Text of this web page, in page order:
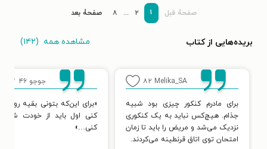
صفحۀ قبل ۱ ۲ ... ۸ صفحۀ بعد
بریده‌هایی از کتاب مشاهده همه (۱۴۲)
Melika_SA ۸۲
برای مادرم کنکور چیزی بود شبیه
جذام. هیچ‌کس نباید به یک کنکوری
نزدیک می‌شد و مریض را باید تا زمان
امتحان توی اتاق قرنطینه می‌کردند.
جوجو ۴۶
«برای این‌که بتونی بقیه رو پاره
کنی اول باید از خودت شروع
کنی…»